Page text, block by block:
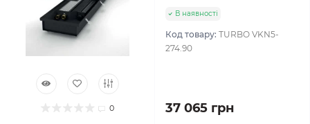
0
В наявності
Код товару: TURBO VKN5-
274.90
37 065 грн